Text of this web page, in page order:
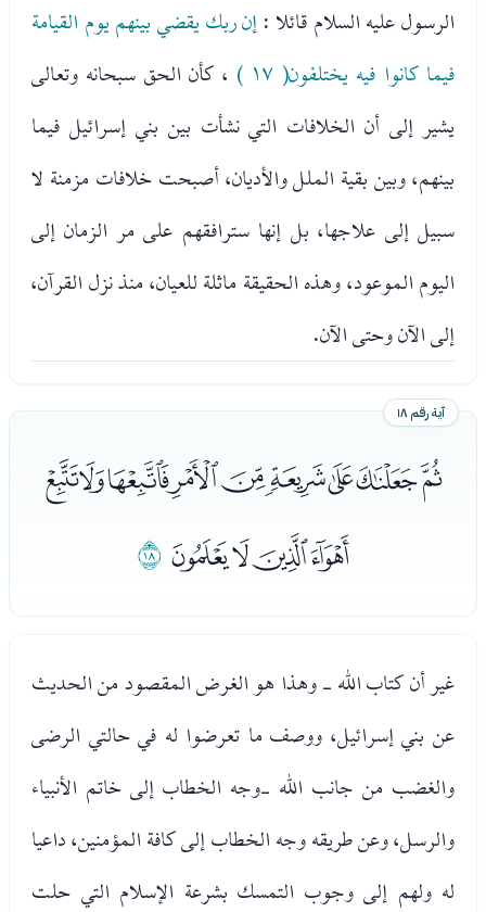
الرسول عليه السلام قائلا :إن ربك يقضي بينهم يوم القيامة
فيما كانوا فيه يختلفون( ١٧ )
، كأن الحق سبحانه وتعالى
يشير إلى أن الخلافات التي نشأت بين بني إسرائيل فيما
بينهم، وبين بقية الملل والأديان، أصبحت خلافات مزمنة لا
سبيل إلى علاجها، بل إنها سترافقهم على مر الزمان إلى
اليوم الموعود، وهذه الحقيقة ماثلة للعيان، منذ نزل القرآن،
إلى الآن وحتى الآن.
آية رقم ١٨
ﮗﮘﮙﮚﮛﮜﮝﮞﮟ
ﮠﮡﮢﮣﮤ
غير أن كتاب الله - وهذا هو الغرض المقصود من الحديث
عن بني إسرائيل، ووصف ما تعرضوا له في حالتي الرضى
والغضب من جانب الله -وجه الخطاب إلى خاتم الأنبياء
والرسل، وعن طريقه وجه الخطاب إلى كافة المؤمنين، داعيا
له ولهم إلى وجوب التمسك بشرعة الإسلام التي حلت